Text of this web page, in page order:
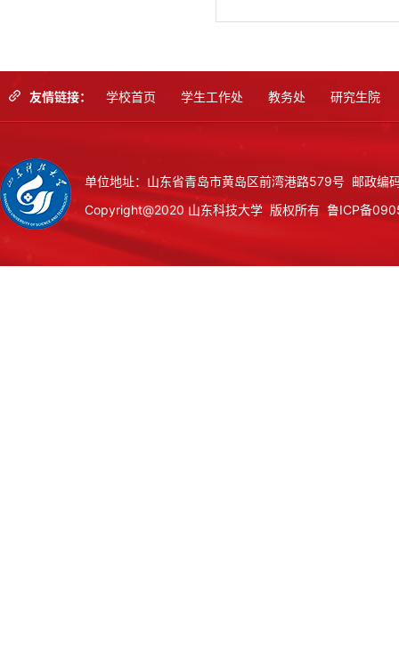
友情链接： 学校首页 学生工作处 教务处 研究生院
单位地址：山东省青岛市黄岛区前湾港路579号 邮政
Copyright@2020 山东科技大学 版权所有 鲁ICP备